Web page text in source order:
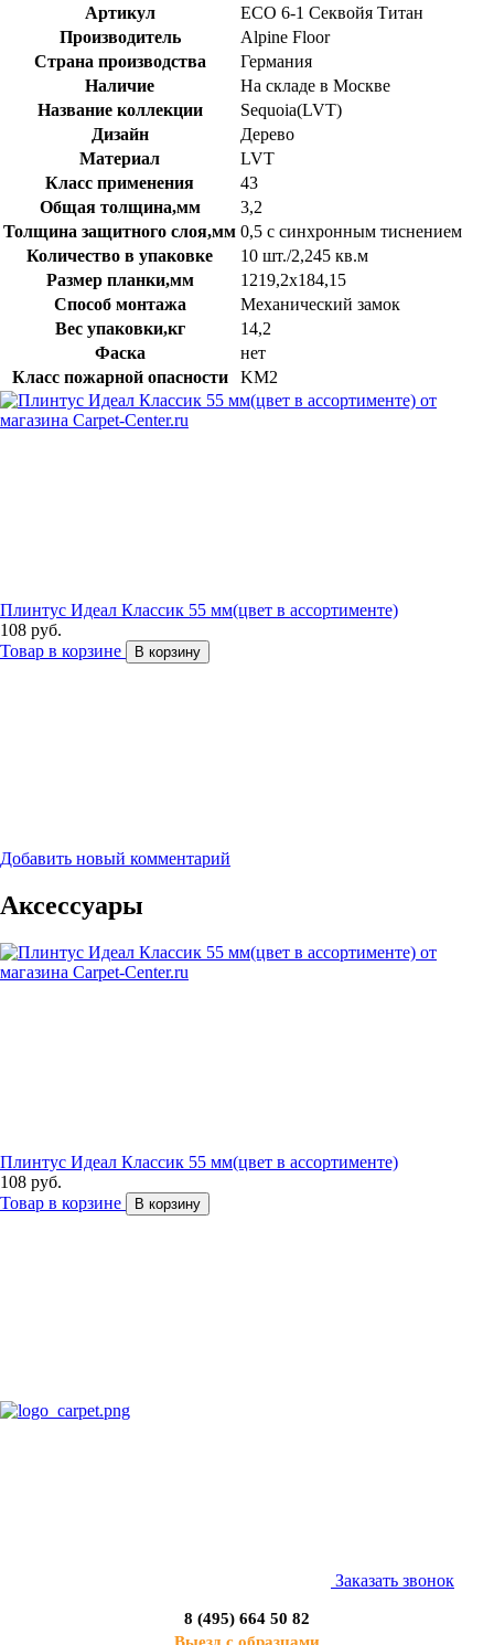
Артикул
ЕСО 6-1 Секвойя Титан
Производитель
Alpine Floor
Страна производства
Германия
Наличие
На складе в Москве
Название коллекции
Sequoia(LVT)
Дизайн
Дерево
Материал
LVT
Класс применения
43
Общая толщина,мм
3,2
Толщина защитного слоя,мм 0,5 с синхронным тиснением
Количество в упаковке
10 шт./2,245 кв.м
Размер планки,мм
1219,2х184,15
Способ монтажа
Механический замок
Вес упаковки,кг
14,2
Фаска
нет
Класс пожарной опасности
KM2
Плинтус Идеал Классик 55 мм(цвет в ассортименте)
108 руб.
Товар в корзине
В корзину
Добавить новый комментарий
Аксессуары
Плинтус Идеал Классик 55 мм(цвет в ассортименте)
108 руб.
Товар в корзине
В корзину
Заказать звонок
8 (495) 664 50 82
Выезд с образцами